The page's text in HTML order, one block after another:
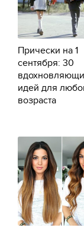
Прически на 1
сентября: 30
идей для
возраста